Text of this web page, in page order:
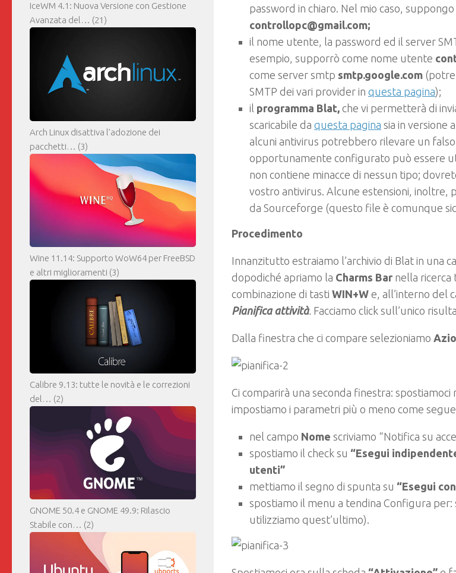
password in chiaro. Nel mio caso,
controllopc@gmail.com;
il nome utente, la password ed il server
esempio, supporrò come nome utente
come server smtp smtp.google.com
SMTP dei vari provider in questa pagina);
il programma Blat, che vi permetterà di
scaricabile da questa pagina sia in versione
alcuni antivirus potrebbero rilevare un
opportunamente configurato può essere
non contiene minacce di nessun tipo;
vostro antivirus. Alcune estensioni, inoltre,
da Sourceforge (questo file è comunque
Procedimento
Innanzitutto estraiamo l’archivio di Blat in una
dopodiché apriamo la Charms Bar nella ricerca
combinazione di tasti WIN+W e, all’interno del
Pianifica attività. Facciamo click sull’unico
Dalla finestra che ci compare selezioniamo
Ci comparirà una seconda finestra: spostiamoci
impostiamo i parametri più o meno come
nel campo Nome scriviamo “Notifica su
spostiamo il check su “Esegui
utenti”
mettiamo il segno di spunta su “Esegui
spostiamo il menu a tendina Configura per:
utilizziamo quest’ultimo).
IceWM 4.1: Nuova Versione con Gestione
Avanzata del… (21)
Arch Linux disattiva l’adozione dei
pacchetti… (3)
Wine 11.14: Supporto WoW64 per FreeBSD
e altri miglioramenti (3)
Calibre 9.13: tutte le novità e le correzioni
del… (2)
GNOME 50.4 e GNOME 49.9: Rilascio
Stabile con… (2)